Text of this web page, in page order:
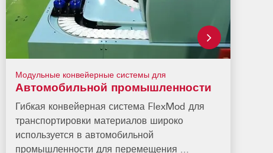
Модульные конвейерные системы для
Автомобильной промышленности
Гибкая конвейерная система FlexMod для
транспортировки материалов широко
используется в автомобильной
промышленности для перемещения ...